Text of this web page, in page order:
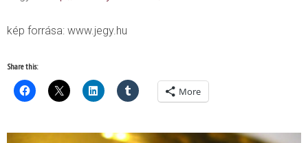
kép forrása: www.jegy.hu
Share this:
More